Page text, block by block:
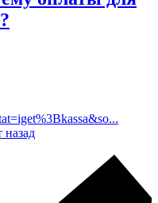
назад